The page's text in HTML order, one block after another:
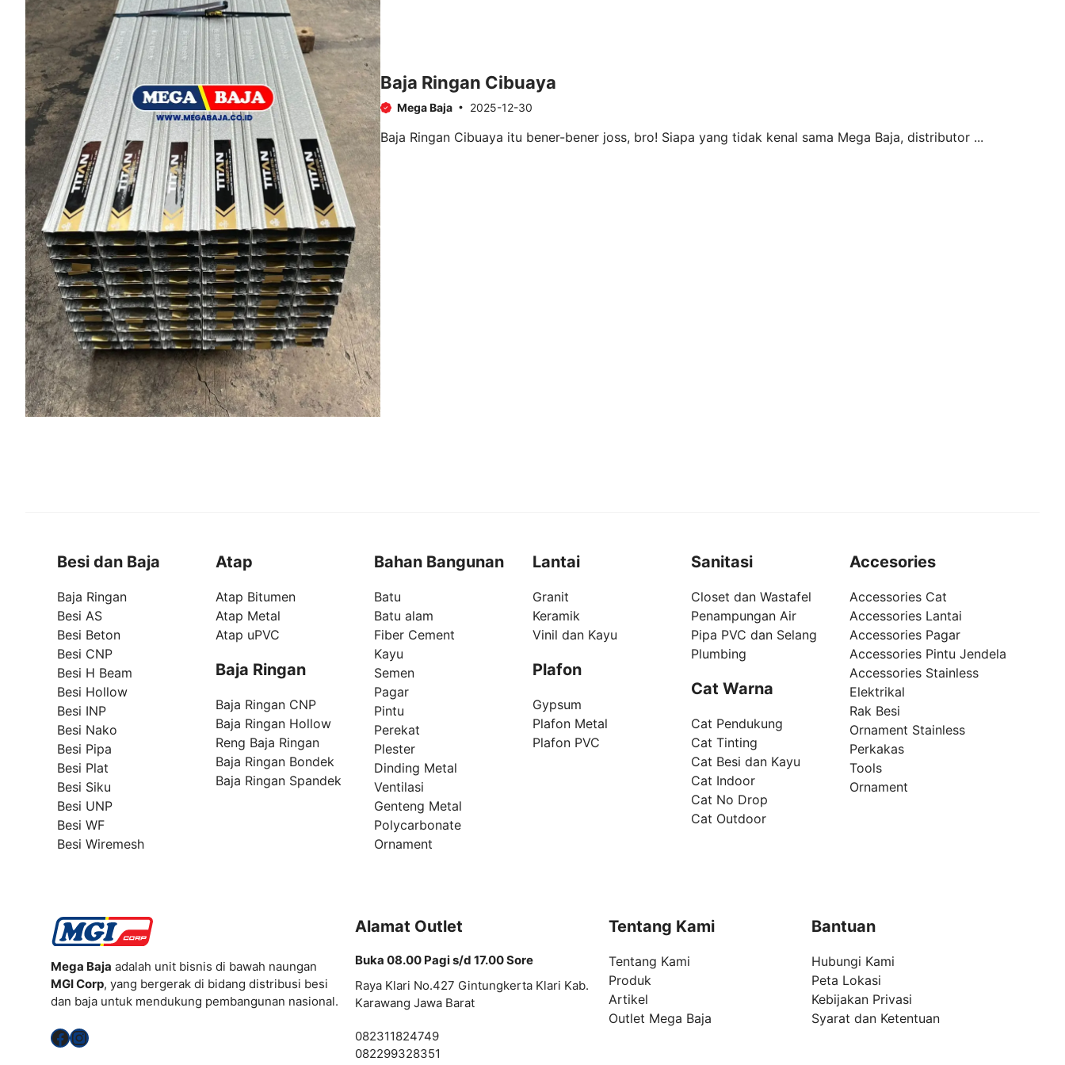
Baja Ringan Cibuaya
Mega Baja 2025-12-30
Baja Ringan Cibuaya itu bener-bener joss, bro! Siapa yang tidak kenal sama Mega Baja, distributor ...
Besi dan Baja
Baja Ringan
Besi AS
Besi Beton
Besi CNP
Besi H Beam
Besi Hollow
Besi INP
Besi Nako
Besi Pipa
Besi Plat
Besi Siku
Besi UNP
Besi WF
Besi Wiremesh
Atap
Atap Bitumen
Atap Metal
Atap uPVC
Baja Ringan
Baja Ringan CNP
Baja Ringan Hollow
Reng Baja Ringan
Baja Ringan Bondek
Baja Ringan Spandek
Bahan Bangunan
Batu
Batu alam
Fiber Cement
Kayu
Semen
Pagar
Pintu
Perekat
Plester
Dinding Metal
Ventilasi
Genteng Metal
Polycarbonate
Ornament
Lantai
Granit
Keramik
Vinil dan Kayu
Plafon
Gypsum
Plafon Metal
Plafon PVC
Sanitasi
Closet dan Wastafel
Penampungan Air
Pipa PVC dan Selang
Plumbing
Cat Warna
Cat Pendukung
Cat Tinting
Cat Besi dan Kayu
Cat Indoor
Cat No Drop
Cat Outdoor
Accesories
Accessories Cat
Accessories Lantai
Accessories Pagar
Accessories Pintu Jendela
Accessories Stainless
Elektrikal
Rak Besi
Ornament Stainless
Perkakas
Tools
Ornament
Mega Baja adalah unit bisnis di bawah naungan
MGI Corp, yang bergerak di bidang distribusi besi
dan baja untuk mendukung pembangunan nasional.
Facebook
Instagram
Alamat Outlet
Buka 08.00 Pagi s/d 17.00 Sore
Raya Klari No.427 Gintungkerta Klari Kab.
Karawang Jawa Barat
082311824749
082299328351
Tentang Kami
Tentang Kami
Produk
Artikel
Outlet Mega Baja
Bantuan
Hubungi Kami
Peta Lokasi
Kebijakan Privasi
Syarat dan Ketentuan